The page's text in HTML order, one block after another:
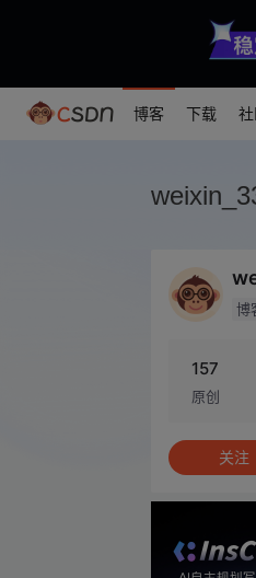
博客 下载
博
157
原创
关注